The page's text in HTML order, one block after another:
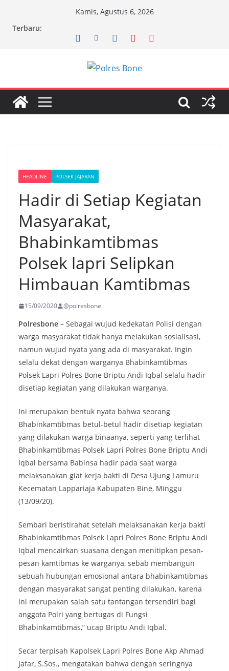
Kamis, Agustus 6, 2026
Terbaru:
HEADLINE POLSEK JAJARAN
Hadir di Setiap Kegiatan
Masyarakat,
Bhabinkamtibmas
Polsek lapri Selipkan
Himbauan Kamtibmas
15/09/2020 @polresbone
Polresbone – Sebagai wujud kedekatan Polisi dengan
warga masyarakat tidak hanya melakukan sosialisasi,
namun wujud nyata yang ada di masyarakat. Ingin
selalu dekat dengan warganya Bhabinkamtibmas
Polsek Lapri Polres Bone Briptu Andi Iqbal selalu hadir
disetiap kegiatan yang dilakukan warganya.
Ini merupakan bentuk nyata bahwa seorang
Bhabinkamtibmas betul-betul hadir disetiap kegiatan
yang dilakukan warga binaanya, seperti yang terlihat
Bhabinkamtibmas Polsek Lapri Polres Bone Briptu Andi
Iqbal bersama Babinsa hadir pada saat warga
melaksanakan giat kerja bakti di Desa Ujung Lamuru
Kecematan Lappariaja Kabupaten Bine, Minggu
(13/09/20).
Sembari beristirahat setelah melaksanakan kerja bakti
Bhabinkamtibmas Polsek Lapri Polres Bone Briptu Andi
Iqbal mencairkan suasana dengan menitipkan pesan-
pesan kamtibmas ke warganya, sebab membangun
sebuah hubungan emosional antara bhabinkamtibmas
dengan masyarakat sangat penting dilakukan, karena
ini merupakan salah satu tantangan tersendiri bagi
anggota Polri yang bertugas di Fungsi
Bhabinkamtibmas,” ucap Briptu Andi Iqbal.
Secar terpisah Kapolsek Lapri Polres Bone Akp Ahmad
Jafar, S.Sos., mengatakan bahwa dengan seringnya